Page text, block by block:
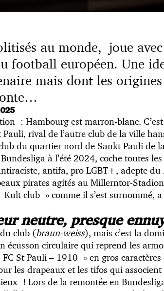
au monde, joue
football européen. Une
mais dont les
: Hambourg est marron-blanc.
rival de l’autre club de la ville
du quartier nord de Sankt Pauli de
à l’été 2024, coche toutes les
antifa, pro LGBT+, adepte du
pirates agités au Millerntor-
Kult club » comme il s’est surnommé,
neutre, presque
club (braun-weiss), mais c’est la
écusson circulaire qui reprend les
St Pauli – 1910 » en gros caractères
les drapeaux et les tifos qui
! Lors de la remontée en